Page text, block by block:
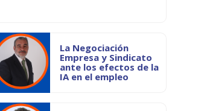
La Negociación
Empresa y Sindicato
ante los efectos de la
IA en el empleo